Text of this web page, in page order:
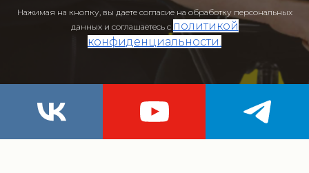
Нажимая на кнопку, вы даете согласие на обработку персональных
данных и соглашаетесь c политикой
конфиденциальности.